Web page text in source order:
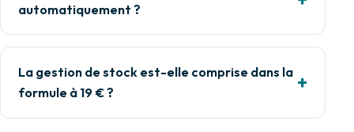
automatiquement ?
La gestion de stock est-elle comprise dans la
formule à 19 € ?